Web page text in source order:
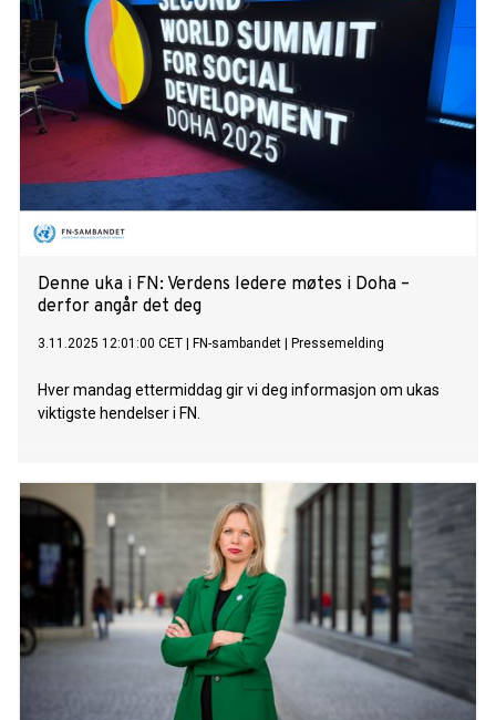
Denne uka i FN: Verdens ledere møtes i Doha –
derfor angår det deg
3.11.2025 12:01:00 CET FN-sambandet Pressemelding
Hver mandag ettermiddag gir vi deg informasjon om ukas
viktigste hendelser i FN.